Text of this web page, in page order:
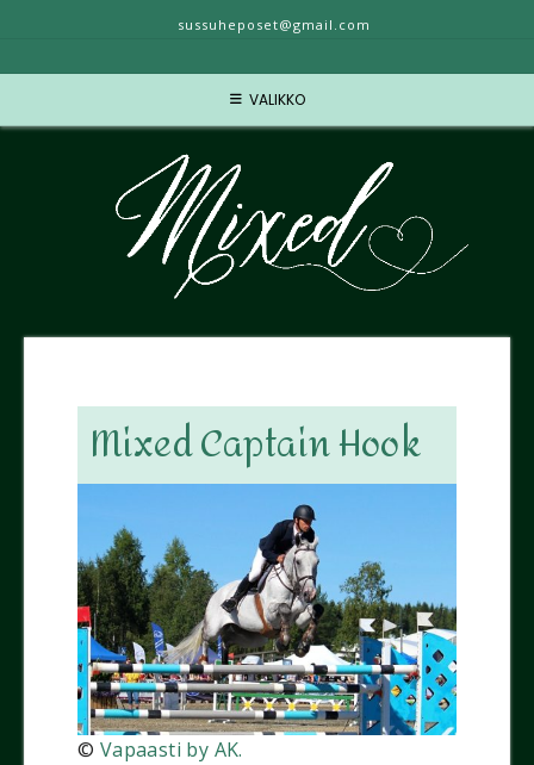
sussuheposet@gmail.com
VALIKKO
Mixed Captain Hook
© Vapaasti by AK.